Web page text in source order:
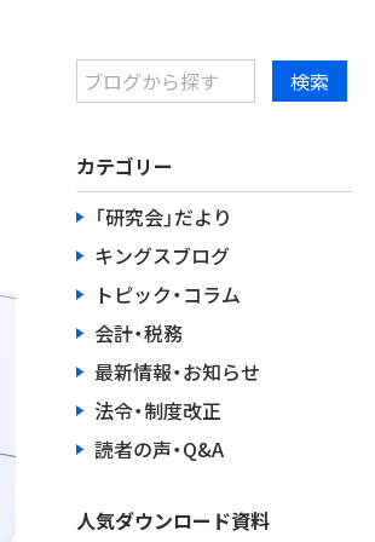
カテゴリー
「研究会」だより
キングスブログ
トピック・コラム
会計・税務
最新情報・お知らせ
法令・制度改正
読者の声・Q&A
人気ダウンロード資料